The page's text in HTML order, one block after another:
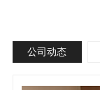
公司动态